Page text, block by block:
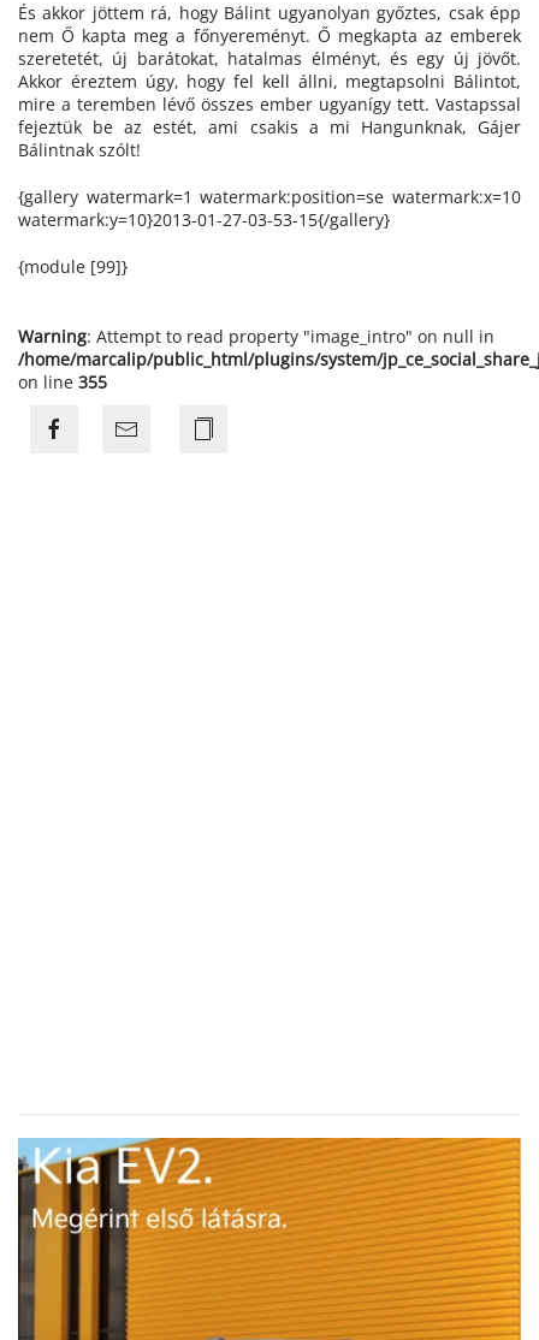
És akkor jöttem rá, hogy Bálint ugyanolyan győztes, csak épp
nem Ő kapta meg a főnyereményt. Ő megkapta az emberek
szeretetét, új barátokat, hatalmas élményt, és egy új jövőt.
Akkor éreztem úgy, hogy fel kell állni, megtapsolni Bálintot,
mire a teremben lévő összes ember ugyanígy tett. Vastapssal
fejeztük be az estét, ami csakis a mi Hangunknak, Gájer
Bálintnak szólt!
{gallery watermark=1 watermark:position=se watermark:x=10
watermark:y=10}2013-01-27-03-53-15{/gallery}
{module [99]}
Warning: Attempt to read property "image_intro" on null in
/home/marcalip/public_html/plugins/system/
on line 355